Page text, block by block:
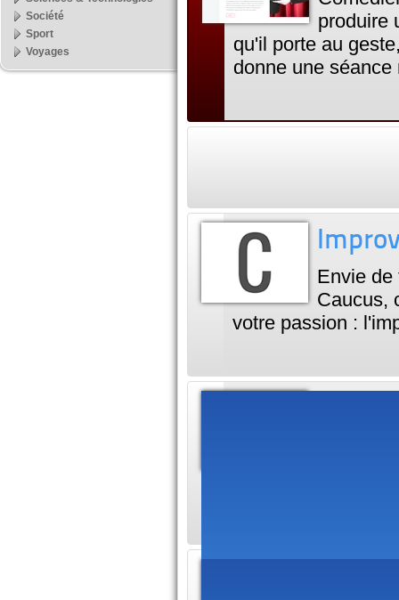
produire
qu'il porte au
donne une
Envie de
Caucus,
votre passion :
Société
Sport
Voyages